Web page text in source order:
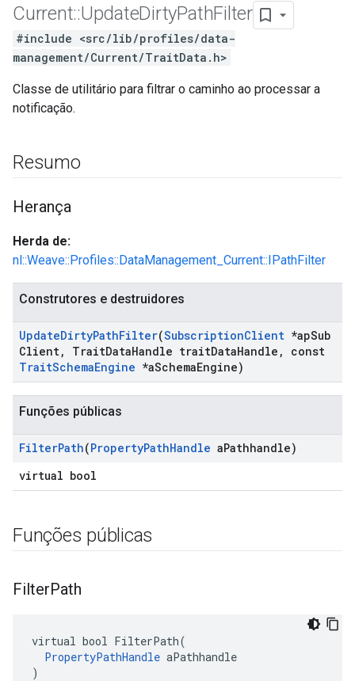
Current::UpdateDirtyPathFilter
#include <src/lib/profiles/data-
management/Current/TraitData.h>
Classe de utilitário para filtrar o caminho ao processar a
notificação.
Resumo
Herança
Herda de:
nl::Weave::Profiles::DataManagement_Current::IPathFilter
Construtores e destruidores
UpdateDirtyPathFilter(SubscriptionClient *apSub
Client, TraitDataHandle traitDataHandle ,
const
TraitSchemaEngine *aSchemaEngine)
Funções públicas
FilterPath(PropertyPathHandle aPathhandle)
virtual bool
Funções públicas
FilterPath
virtual bool FilterPath(
PropertyPathHandle aPathhandle
)